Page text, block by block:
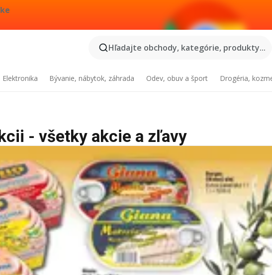
Hľadajte obchody, kategórie, produkty...
Elektronika Bývanie, nábytok, záhrada Odev, obuv a šport Drogéria,
- všetky akcie a zľavy